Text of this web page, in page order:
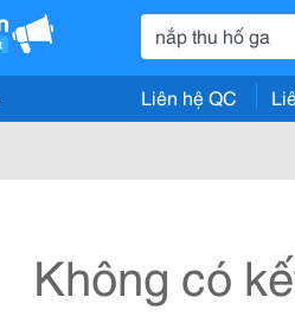
Liên hệ QC
Không có